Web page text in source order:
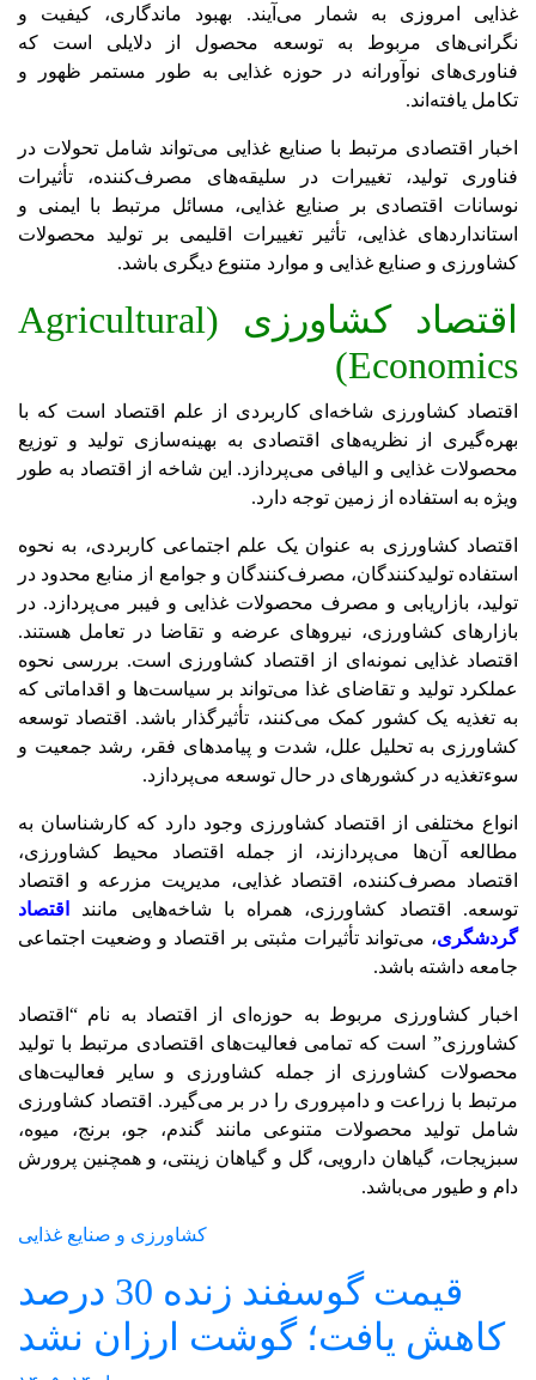
غذایی امروزی به شمار می‌آیند. بهبود ماندگاری، کیفیت و
نگرانی‌های مربوط به توسعه محصول از دلایلی است که
فناوری‌های نوآورانه در حوزه غذایی به طور مستمر ظهور و
تکامل یافته‌اند.
اخبار اقتصادی مرتبط با صنایع غذایی می‌تواند شامل تحولات در
فناوری تولید، تغییرات در سلیقه‌های مصرف‌کننده، تأثیرات
نوسانات اقتصادی بر صنایع غذایی، مسائل مرتبط با ایمنی و
استانداردهای غذایی، تأثیر تغییرات اقلیمی بر تولید محصولات
کشاورزی و صنایع غذایی و موارد متنوع دیگری باشد.
اقتصاد کشاورزی (Agricultural
Economics
)
اقتصاد کشاورزی شاخه‌ای کاربردی از علم اقتصاد است که با
بهره‌گیری از نظریه‌های اقتصادی به بهینه‌سازی تولید و توزیع
محصولات غذایی و الیافی می‌پردازد. این شاخه از اقتصاد به طور
ویژه به استفاده از زمین توجه دارد.
اقتصاد کشاورزی به عنوان یک علم اجتماعی کاربردی، به نحوه
استفاده تولیدکنندگان، مصرف‌کنندگان و جوامع از منابع محدود در
تولید، بازاریابی و مصرف محصولات غذایی و فیبر می‌پردازد. در
بازارهای کشاورزی، نیروهای عرضه و تقاضا در تعامل هستند.
اقتصاد غذایی نمونه‌ای از اقتصاد کشاورزی است. بررسی نحوه
عملکرد تولید و تقاضای غذا می‌تواند بر سیاست‌ها و اقداماتی که
به تغذیه یک کشور کمک می‌کنند، تأثیرگذار باشد. اقتصاد توسعه
کشاورزی به تحلیل علل، شدت و پیامدهای فقر، رشد جمعیت و
سوءتغذیه در کشورهای در حال توسعه می‌پردازد.
انواع مختلفی از اقتصاد کشاورزی وجود دارد که کارشناسان به
مطالعه آن‌ها می‌پردازند، از جمله اقتصاد محیط کشاورزی،
اقتصاد مصرف‌کننده، اقتصاد غذایی، مدیریت مزرعه و اقتصاد
توسعه. اقتصاد کشاورزی، همراه با شاخه‌هایی مانند
اقتصاد
گردشگری، می‌تواند تأثیرات مثبتی بر اقتصاد و وضعیت اجتماعی
جامعه داشته باشد.
اخبار کشاورزی مربوط به حوزه‌ای از اقتصاد به نام “اقتصاد
کشاورزی” است که تمامی فعالیت‌های اقتصادی مرتبط با تولید
محصولات کشاورزی از جمله کشاورزی و سایر فعالیت‌های
مرتبط با زراعت و دامپروری را در بر می‌گیرد. اقتصاد کشاورزی
شامل تولید محصولات متنوعی مانند گندم، جو، برنج، میوه،
سبزیجات، گیاهان دارویی، گل و گیاهان زینتی، و همچنین پرورش
دام و طیور می‌باشد.
کشاورزی و صنایع غذایی
قیمت گوسفند زنده 30 درصد
کاهش یافت؛ گوشت ارزان نشد